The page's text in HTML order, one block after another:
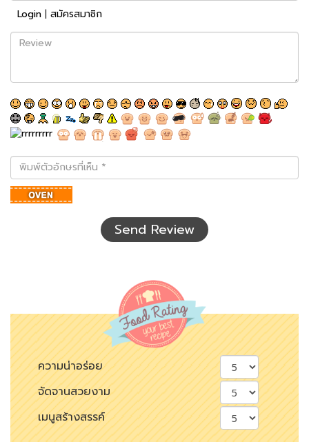
Login | สมัครสมาชิก
Review
พิมพ์
ตัว
อักษร
ที่
Send Review
ความน่าอร่อย
จัดจานสวยงาม
เมนูสร้างสรรค์